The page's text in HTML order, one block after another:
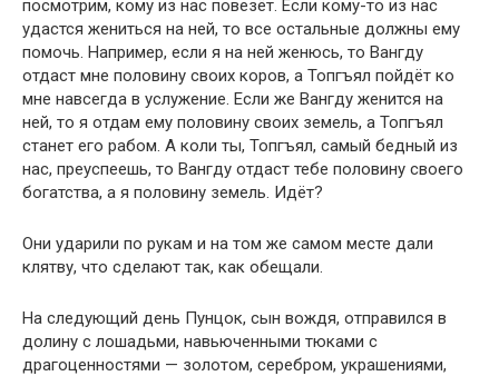
посмотрим, кому из нас повезёт. Если кому-то из нас
удастся жениться на ней, то все остальные должны ему
помочь. Например, если я на ней женюсь, то Вангду
отдаст мне половину своих коров, а Топгъял пойдёт ко
мне навсегда в услужение. Если же Вангду женится на
ней, то я отдам ему половину своих земель, а Топгъял
станет его рабом. А коли ты, Топгъял, самый бедный из
нас, преуспеешь, то Вангду отдаст тебе половину своего
богатства, а я половину земель. Идёт?
Они ударили по рукам и на том же самом месте дали
клятву, что сделают так, как обещали.
На следующий день Пунцок, сын вождя, отправился в
долину с лошадьми, навьюченными тюками с
драгоценностями — золотом, серебром, украшениями,